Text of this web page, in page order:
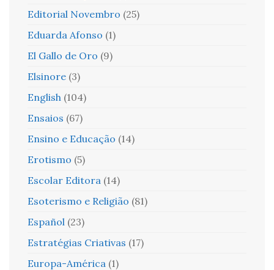
Editorial Novembro (25)
Eduarda Afonso (1)
El Gallo de Oro (9)
Elsinore (3)
English (104)
Ensaios (67)
Ensino e Educação (14)
Erotismo (5)
Escolar Editora (14)
Esoterismo e Religião (81)
Español (23)
Estratégias Criativas (17)
Europa-América (1)